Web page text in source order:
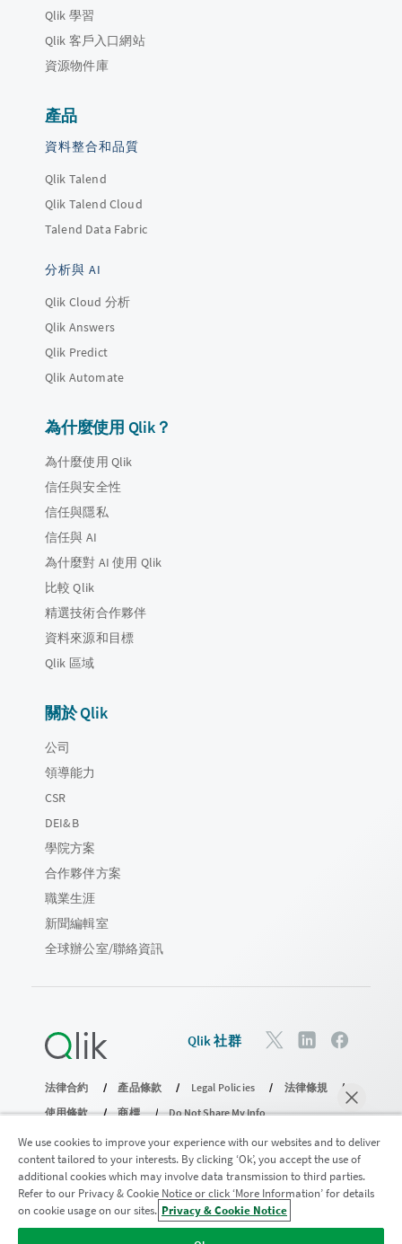
立即聊天
Qlik 學習
Qlik 客戶入口網站
資源物件庫
產品
資料整合和品質
Qlik Talend
Qlik Talend Cloud
Talend Data Fabric
分析與 AI
Qlik Cloud 分析
Qlik Answers
Qlik Predict
Qlik Automate
為什麼使用 Qlik？
為什麼使用 Qlik
信任與安全性
信任與隱私
信任與 AI
為什麼對 AI 使用 Qlik
比較 Qlik
精選技術合作夥伴
資料來源和目標
Qlik 區域
關於 Qlik
公司
領導能力
CSR
DEI&B
學院方案
合作夥伴方案
職業生涯
新聞編輯室
全球辦公室/聯絡資訊
Qlik 社群
法律合約 產品條款 Legal Policies
法律條規
使用條款
商標
Do Not Share My Info
© 1993-2026 QlikTech International AB。保留所有權利。
加入分析現代化計畫
透過分析現代化程式進行現代化而不犧牲寶貴的 QlikView 應用
We use cookies to improve your experience with our websites and to deliver
content tailored to your interests. By clicking ‘Ok’, you accept the use of
additional cookies which may involve data transmission to third parties.
Refer to our Privacy & Cookie Notice or click ‘More Information’ for details
on cookie usage on our sites. Privacy & Cookie Notice